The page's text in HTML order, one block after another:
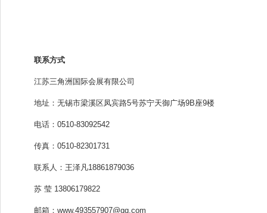
联系方式
江苏三角洲国际会展有限公司
地址：无锡市梁溪区凤宾路5号苏宁天御广场9B座9楼
电话： 0510-83092542
传真： 0510-82301731
联系人：王泽凡18861879036
苏 莹 13806179822
邮箱： www.493557907@qq.com